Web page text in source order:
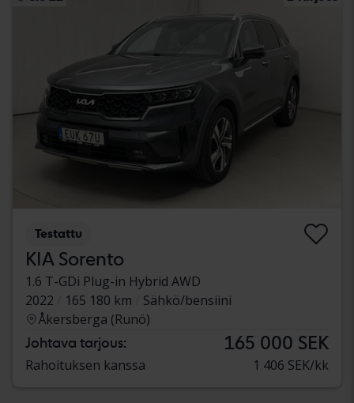
Testattu
KIA Sorento
1.6 T-GDi Plug-in Hybrid AWD
2022
165 180 km
Sähkö/bensiini
Åkersberga (Runö)
Johtava tarjous: 165 000 SEK
Rahoituksen kanssa 1 406 SEK/kk